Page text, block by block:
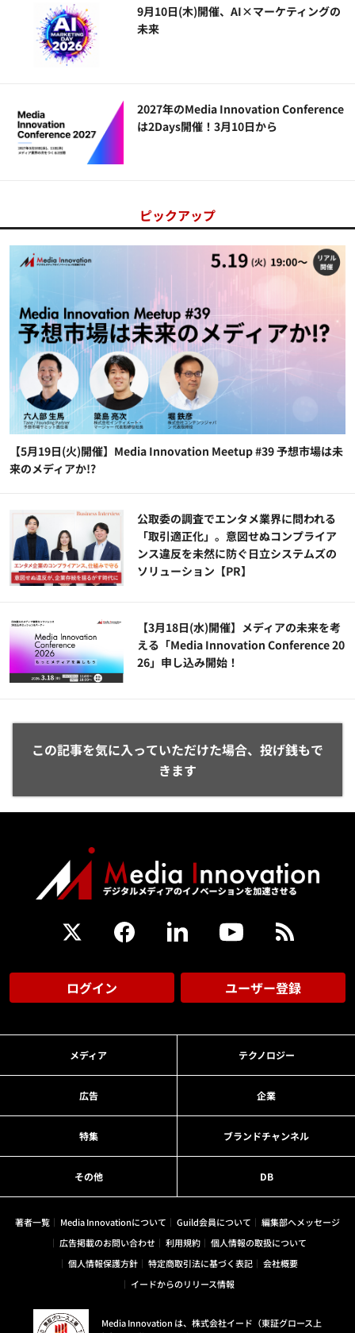
9月10日(木)開催、AI×マーケティングの
未来
2027年のMedia Innovation Conference
は2Days開催！3月10日から
ピックアップ
【5月19日(火)開催】Media Innovation Meetup #39 予想市場は未
来のメディアか!?
公​​取委の調査でエンタメ業界に問われる
「取引適正化」。意図せぬコンプライア
ンス違反を未然に防ぐ日立システムズの
ソリューション​【PR】
【3月18日(水)開催】メディアの未来を考
える「Media Innovation Conference 20
26」申し込み開始！
この記事を気に入っていただけた場合、投げ銭もで
きます
ログイン ユーザー登録
メディア テクノロジー
広告 企業
特集 ブランドチャンネル
その他 DB
著者一覧 Media Innovationについて Guild会員について
編集部へメッセージ
広告掲載のお問い合わせ
利用規約
個人情報の取扱について
個人情報保護方針
特定商取引法に基づく表記
会社概要
イードからのリリース情報
Media Innovation は、株式会社イード（東証グロース上